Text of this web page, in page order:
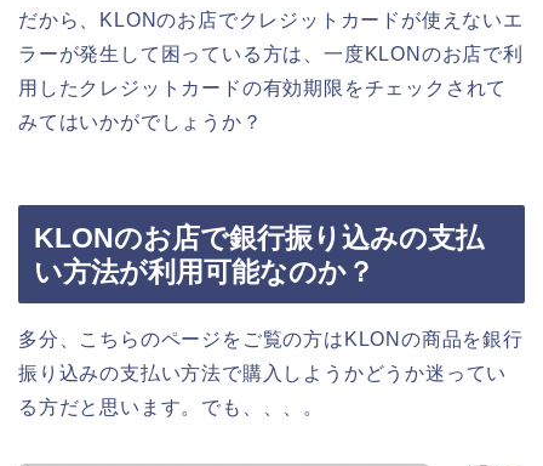
だから、KLONのお店でクレジットカードが使えないエ
ラーが発生して困っている方は、一度KLONのお店で利
用したクレジットカードの有効期限をチェックされて
みてはいかがでしょうか？
KLONのお店で銀行振り込みの支払
い方法が利用可能なのか？
多分、こちらのページをご覧の方はKLONの商品を銀行
振り込みの支払い方法で購入しようかどうか迷ってい
る方だと思います。でも、、、。